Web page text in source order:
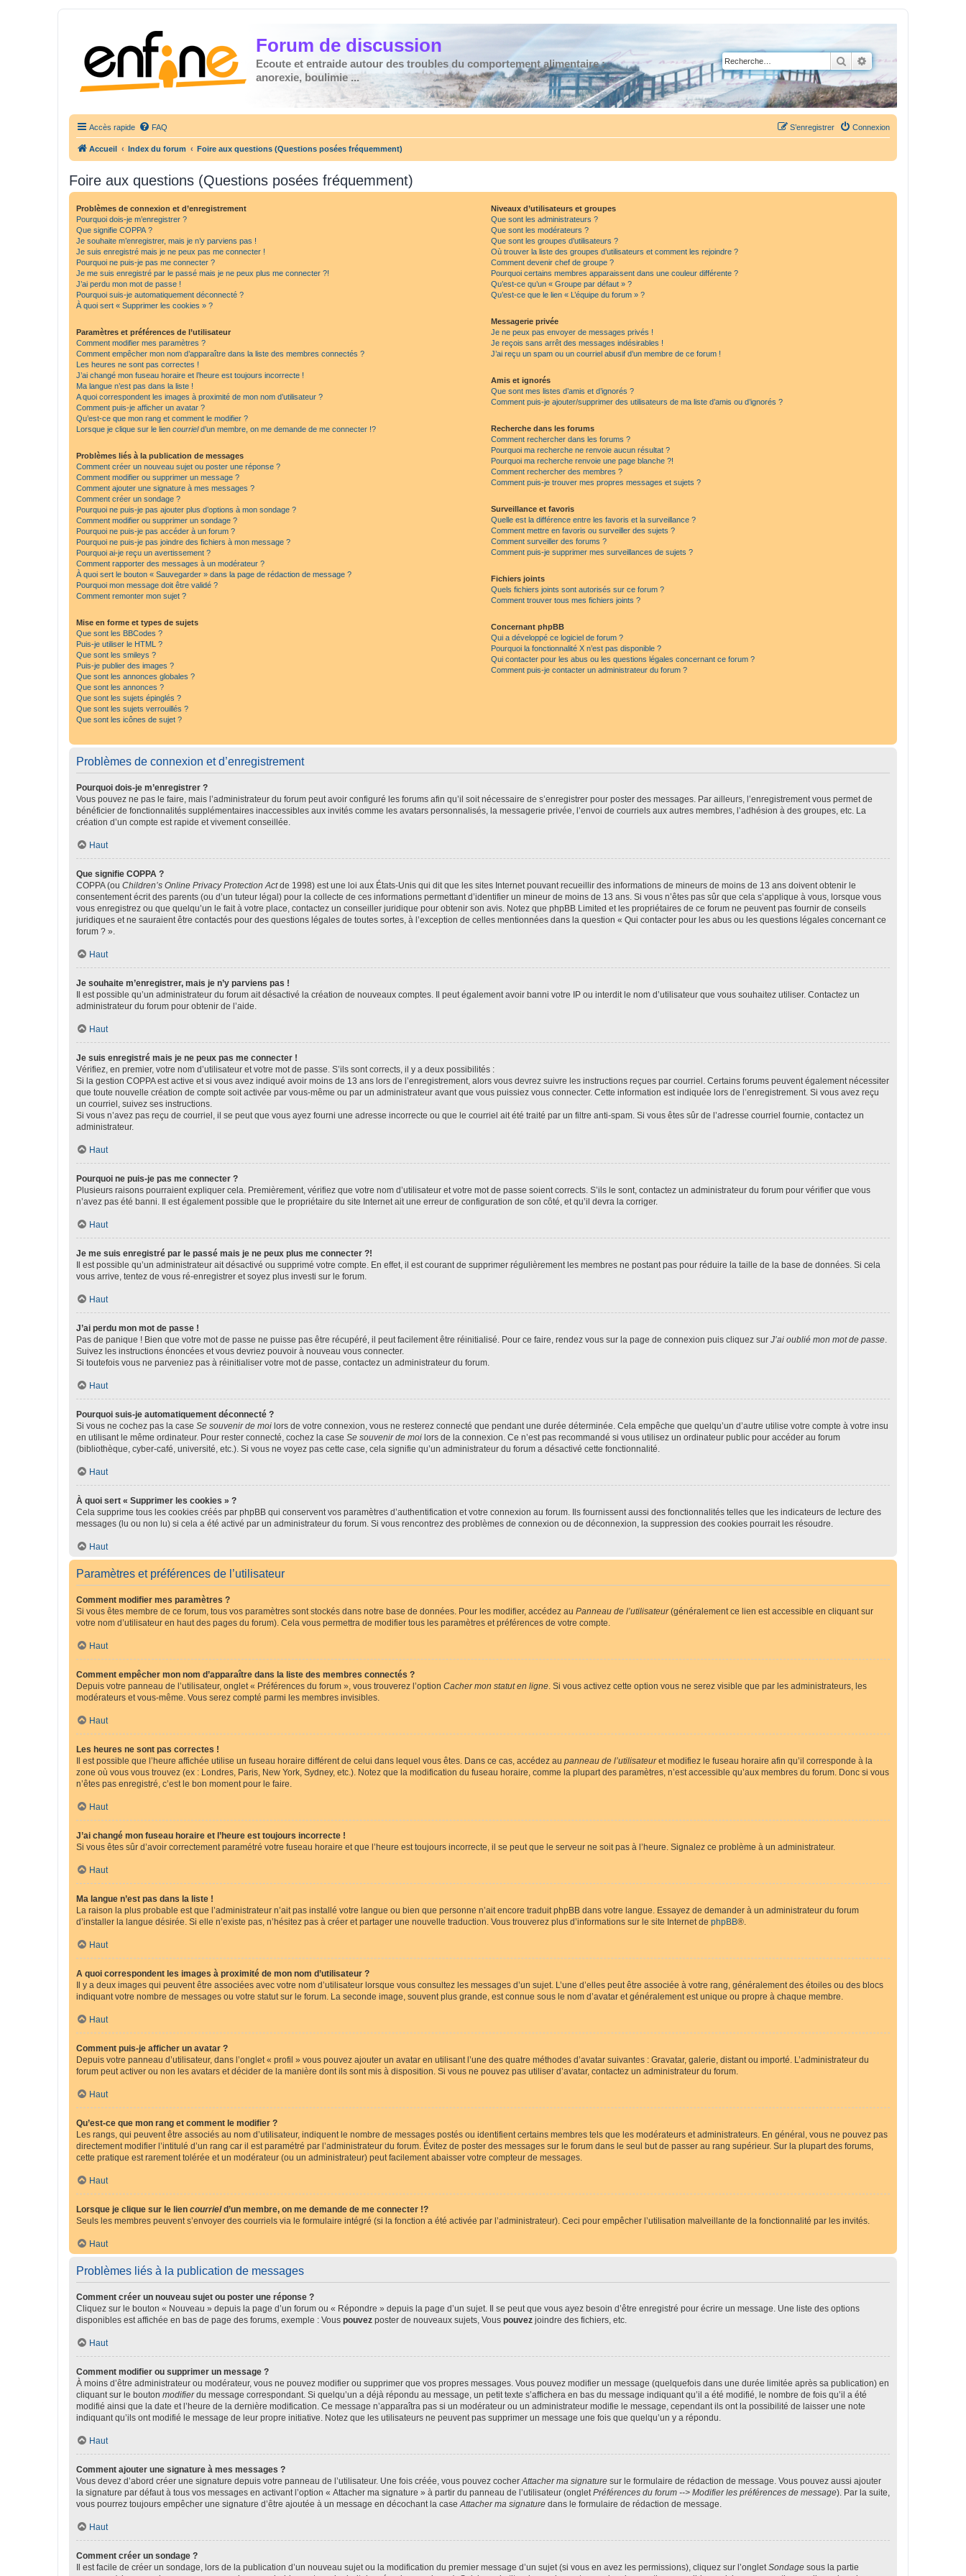
Forum de discussion
Ecoute et entraide autour des troubles du comportement alimentaire :
anorexie, boulimie ...
Rechercher
Recherche avancée
Accès rapide FAQ Connexion
S’enregistrer
Accueil Index du forum Foire aux questions (Questions posées fréquemment)
Foire aux questions (Questions posées fréquemment)
Problèmes de connexion et d’enregistrement
Pourquoi dois-je m’enregistrer ?
Que signifie COPPA ?
Je souhaite m’enregistrer, mais je n’y parviens pas !
Je suis enregistré mais je ne peux pas me connecter !
Pourquoi ne puis-je pas me connecter ?
Je me suis enregistré par le passé mais je ne peux plus me connecter ?!
J’ai perdu mon mot de passe !
Pourquoi suis-je automatiquement déconnecté ?
À quoi sert « Supprimer les cookies » ?
Paramètres et préférences de l’utilisateur
Comment modifier mes paramètres ?
Comment empêcher mon nom d’apparaître dans la liste des membres connectés ?
Les heures ne sont pas correctes !
J’ai changé mon fuseau horaire et l’heure est toujours incorrecte !
Ma langue n’est pas dans la liste !
A quoi correspondent les images à proximité de mon nom d’utilisateur ?
Comment puis-je afficher un avatar ?
Qu’est-ce que mon rang et comment le modifier ?
Lorsque je clique sur le lien courrield’un membre, on me demande de me connecter !?
Problèmes liés à la publication de messages
Comment créer un nouveau sujet ou poster une réponse ?
Comment modifier ou supprimer un message ?
Comment ajouter une signature à mes messages ?
Comment créer un sondage ?
Pourquoi ne puis-je pas ajouter plus d’options à mon sondage ?
Comment modifier ou supprimer un sondage ?
Pourquoi ne puis-je pas accéder à un forum ?
Pourquoi ne puis-je pas joindre des fichiers à mon message ?
Pourquoi ai-je reçu un avertissement ?
Comment rapporter des messages à un modérateur ?
À quoi sert le bouton « Sauvegarder » dans la page de rédaction de message ?
Pourquoi mon message doit être validé ?
Comment remonter mon sujet ?
Mise en forme et types de sujets
Que sont les BBCodes ?
Puis-je utiliser le HTML ?
Que sont les smileys ?
Puis-je publier des images ?
Que sont les annonces globales ?
Que sont les annonces ?
Que sont les sujets épinglés ?
Que sont les sujets verrouillés ?
Que sont les icônes de sujet ?
Niveaux d’utilisateurs et groupes
Que sont les administrateurs ?
Que sont les modérateurs ?
Que sont les groupes d’utilisateurs ?
Où trouver la liste des groupes d’utilisateurs et comment les rejoindre ?
Comment devenir chef de groupe ?
Pourquoi certains membres apparaissent dans une couleur différente ?
Qu’est-ce qu’un « Groupe par défaut » ?
Qu’est-ce que le lien « L’équipe du forum » ?
Messagerie privée
Je ne peux pas envoyer de messages privés !
Je reçois sans arrêt des messages indésirables !
J’ai reçu un spam ou un courriel abusif d’un membre de ce forum !
Amis et ignorés
Que sont mes listes d’amis et d’ignorés ?
Comment puis-je ajouter/supprimer des utilisateurs de ma liste d’amis ou d’ignorés ?
Recherche dans les forums
Comment rechercher dans les forums ?
Pourquoi ma recherche ne renvoie aucun résultat ?
Pourquoi ma recherche renvoie une page blanche ?!
Comment rechercher des membres ?
Comment puis-je trouver mes propres messages et sujets ?
Surveillance et favoris
Quelle est la différence entre les favoris et la surveillance ?
Comment mettre en favoris ou surveiller des sujets ?
Comment surveiller des forums ?
Comment puis-je supprimer mes surveillances de sujets ?
Fichiers joints
Quels fichiers joints sont autorisés sur ce forum ?
Comment trouver tous mes fichiers joints ?
Concernant phpBB
Qui a développé ce logiciel de forum ?
Pourquoi la fonctionnalité X n’est pas disponible ?
Qui contacter pour les abus ou les questions légales concernant ce forum ?
Comment puis-je contacter un administrateur du forum ?
Problèmes de connexion et d’enregistrement
Pourquoi dois-je m’enregistrer ?
Vous pouvez ne pas le faire, mais l’administrateur du forum peut avoir configuré les forums afin qu’il soit nécessaire de s’enregistrer pour poster des messages. Par ailleurs, l’enregistrement vous permet de
bénéficier de fonctionnalités supplémentaires inaccessibles aux invités comme les avatars personnalisés, la messagerie privée, l’envoi de courriels aux autres membres, l’adhésion à des groupes, etc. La
création d’un compte est rapide et vivement conseillée.
Haut
Que signifie COPPA ?
COPPA (ou Children’s Online Privacy Protection Actde 1998) est une loi aux États-Unis qui dit que les sites Internet pouvant recueillir des informations de mineurs de moins de 13 ans doivent obtenir le
consentement écrit des parents (ou d’un tuteur légal) pour la collecte de ces informations permettant d’identifier un mineur de moins de 13 ans. Si vous n’êtes pas sûr que cela s’applique à vous, lorsque vous
vous enregistrez ou que quelqu’un le fait à votre place, contactez un conseiller juridique pour obtenir son avis. Notez que phpBB Limited et les propriétaires de ce forum ne peuvent pas fournir de conseils
juridiques et ne sauraient être contactés pour des questions légales de toutes sortes, à l’exception de celles mentionnées dans la question « Qui contacter pour les abus ou les questions légales concernant ce
forum ? ».
Haut
Je souhaite m’enregistrer, mais je n’y parviens pas !
Il est possible qu’un administrateur du forum ait désactivé la création de nouveaux comptes. Il peut également avoir banni votre IP ou interdit le nom d’utilisateur que vous souhaitez utiliser. Contactez un
administrateur du forum pour obtenir de l’aide.
Haut
Je suis enregistré mais je ne peux pas me connecter !
Vérifiez, en premier, votre nom d’utilisateur et votre mot de passe. S’ils sont corrects, il y a deux possibilités :
Si la gestion COPPA est active et si vous avez indiqué avoir moins de 13 ans lors de l’enregistrement, alors vous devrez suivre les instructions reçues par courriel. Certains forums peuvent également nécessiter
que toute nouvelle création de compte soit activée par vous-même ou par un administrateur avant que vous puissiez vous connecter. Cette information est indiquée lors de l’enregistrement. Si vous avez reçu
un courriel, suivez ses instructions.
Si vous n’avez pas reçu de courriel, il se peut que vous ayez fourni une adresse incorrecte ou que le courriel ait été traité par un filtre anti-spam. Si vous êtes sûr de l’adresse courriel fournie, contactez un
administrateur.
Haut
Pourquoi ne puis-je pas me connecter ?
Plusieurs raisons pourraient expliquer cela. Premièrement, vérifiez que votre nom d’utilisateur et votre mot de passe soient corrects. S’ils le sont, contactez un administrateur du forum pour vérifier que vous
n’avez pas été banni. Il est également possible que le propriétaire du site Internet ait une erreur de configuration de son côté, et qu’il devra la corriger.
Haut
Je me suis enregistré par le passé mais je ne peux plus me connecter ?!
Il est possible qu’un administrateur ait désactivé ou supprimé votre compte. En effet, il est courant de supprimer régulièrement les membres ne postant pas pour réduire la taille de la base de données. Si cela
vous arrive, tentez de vous ré-enregistrer et soyez plus investi sur le forum.
Haut
J’ai perdu mon mot de passe !
Pas de panique ! Bien que votre mot de passe ne puisse pas être récupéré, il peut facilement être réinitialisé. Pour ce faire, rendez vous sur la page de connexion puis cliquez sur J’ai oublié mon mot de passe.
Suivez les instructions énoncées et vous devriez pouvoir à nouveau vous connecter.
Si toutefois vous ne parveniez pas à réinitialiser votre mot de passe, contactez un administrateur du forum.
Haut
Pourquoi suis-je automatiquement déconnecté ?
Si vous ne cochez pas la case Se souvenir de moi lors de votre connexion, vous ne resterez connecté que pendant une durée déterminée. Cela empêche que quelqu’un d’autre utilise votre compte à votre insu
en utilisant le même ordinateur. Pour rester connecté, cochez la case Se souvenir de moi lors de la connexion. Ce n’est pas recommandé si vous utilisez un ordinateur public pour accéder au forum
(bibliothèque, cyber-café, université, etc.). Si vous ne voyez pas cette case, cela signifie qu’un administrateur du forum a désactivé cette fonctionnalité.
Haut
À quoi sert « Supprimer les cookies » ?
Cela supprime tous les cookies créés par phpBB qui conservent vos paramètres d’authentification et votre connexion au forum. Ils fournissent aussi des fonctionnalités telles que les indicateurs de lecture des
messages (lu ou non lu) si cela a été activé par un administrateur du forum. Si vous rencontrez des problèmes de connexion ou de déconnexion, la suppression des cookies pourrait les résoudre.
Haut
Paramètres et préférences de l’utilisateur
Comment modifier mes paramètres ?
Si vous êtes membre de ce forum, tous vos paramètres sont stockés dans notre base de données. Pour les modifier, accédez au Panneau de l’utilisateur(généralement ce lien est accessible en cliquant sur
votre nom d’utilisateur en haut des pages du forum). Cela vous permettra de modifier tous les paramètres et préférences de votre compte.
Haut
Comment empêcher mon nom d’apparaître dans la liste des membres connectés ?
Depuis votre panneau de l’utilisateur, onglet « Préférences du forum », vous trouverez l’option Cacher mon statut en ligne. Si vous activez cette option vous ne serez visible que par les administrateurs, les
modérateurs et vous-même. Vous serez compté parmi les membres invisibles.
Haut
Les heures ne sont pas correctes !
Il est possible que l’heure affichée utilise un fuseau horaire différent de celui dans lequel vous êtes. Dans ce cas, accédez au panneau de l’utilisateuret modifiez le fuseau horaire afin qu’il corresponde à la
zone où vous vous trouvez (ex : Londres, Paris, New York, Sydney, etc.). Notez que la modification du fuseau horaire, comme la plupart des paramètres, n’est accessible qu’aux membres du forum. Donc si vous
n’êtes pas enregistré, c’est le bon moment pour le faire.
Haut
J’ai changé mon fuseau horaire et l’heure est toujours incorrecte !
Si vous êtes sûr d’avoir correctement paramétré votre fuseau horaire et que l’heure est toujours incorrecte, il se peut que le serveur ne soit pas à l’heure. Signalez ce problème à un administrateur.
Haut
Ma langue n’est pas dans la liste !
La raison la plus probable est que l’administrateur n’ait pas installé votre langue ou bien que personne n’ait encore traduit phpBB dans votre langue. Essayez de demander à un administrateur du forum
d’installer la langue désirée. Si elle n’existe pas, n’hésitez pas à créer et partager une nouvelle traduction. Vous trouverez plus d’informations sur le site Internet de phpBB®.
Haut
A quoi correspondent les images à proximité de mon nom d’utilisateur ?
Il y a deux images qui peuvent être associées avec votre nom d’utilisateur lorsque vous consultez les messages d’un sujet. L’une d’elles peut être associée à votre rang, généralement des étoiles ou des blocs
indiquant votre nombre de messages ou votre statut sur le forum. La seconde image, souvent plus grande, est connue sous le nom d’avatar et généralement est unique ou propre à chaque membre.
Haut
Comment puis-je afficher un avatar ?
Depuis votre panneau d’utilisateur, dans l’onglet « profil » vous pouvez ajouter un avatar en utilisant l’une des quatre méthodes d’avatar suivantes : Gravatar, galerie, distant ou importé. L’administrateur du
forum peut activer ou non les avatars et décider de la manière dont ils sont mis à disposition. Si vous ne pouvez pas utiliser d’avatar, contactez un administrateur du forum.
Haut
Qu’est-ce que mon rang et comment le modifier ?
Les rangs, qui peuvent être associés au nom d’utilisateur, indiquent le nombre de messages postés ou identifient certains membres tels que les modérateurs et administrateurs. En général, vous ne pouvez pas
directement modifier l’intitulé d’un rang car il est paramétré par l’administrateur du forum. Évitez de poster des messages sur le forum dans le seul but de passer au rang supérieur. Sur la plupart des forums,
cette pratique est rarement tolérée et un modérateur (ou un administrateur) peut facilement abaisser votre compteur de messages.
Haut
Lorsque je clique sur le lien courrield’un membre, on me demande de me connecter !?
Seuls les membres peuvent s’envoyer des courriels via le formulaire intégré (si la fonction a été activée par l’administrateur). Ceci pour empêcher l’utilisation malveillante de la fonctionnalité par les invités.
Haut
Problèmes liés à la publication de messages
Comment créer un nouveau sujet ou poster une réponse ?
Cliquez sur le bouton « Nouveau » depuis la page d’un forum ou « Répondre » depuis la page d’un sujet. Il se peut que vous ayez besoin d’être enregistré pour écrire un message. Une liste des options
disponibles est affichée en bas de page des forums, exemple : Vous pouvez poster de nouveaux sujets, Vous pouvez joindre des fichiers, etc.
Haut
Comment modifier ou supprimer un message ?
À moins d’être administrateur ou modérateur, vous ne pouvez modifier ou supprimer que vos propres messages. Vous pouvez modifier un message (quelquefois dans une durée limitée après sa publication) en
cliquant sur le bouton modifierdu message correspondant. Si quelqu’un a déjà répondu au message, un petit texte s’affichera en bas du message indiquant qu’il a été modifié, le nombre de fois qu’il a été
modifié ainsi que la date et l’heure de la dernière modification. Ce message n’apparaîtra pas si un modérateur ou un administrateur modifie le message, cependant ils ont la possibilité de laisser une note
indiquant qu’ils ont modifié le message de leur propre initiative. Notez que les utilisateurs ne peuvent pas supprimer un message une fois que quelqu’un y a répondu.
Haut
Comment ajouter une signature à mes messages ?
Vous devez d’abord créer une signature depuis votre panneau de l’utilisateur. Une fois créée, vous pouvez cocherAttacher ma signature sur le formulaire de rédaction de message. Vous pouvez aussi ajouter
la signature par défaut à tous vos messages en activant l’option « Attacher ma signature » à partir du panneau de l’utilisateur (ongletPréférences du forum --> Modifier les préférences de message). Par la suite,
vous pourrez toujours empêcher une signature d’être ajoutée à un message en décochant la caseAttacher ma signature dans le formulaire de rédaction de message.
Haut
Comment créer un sondage ?
Il est facile de créer un sondage, lors de la publication d’un nouveau sujet ou la modification du premier message d’un sujet (si vous en avez les permissions), cliquez sur l’ongletSondage sous la partie